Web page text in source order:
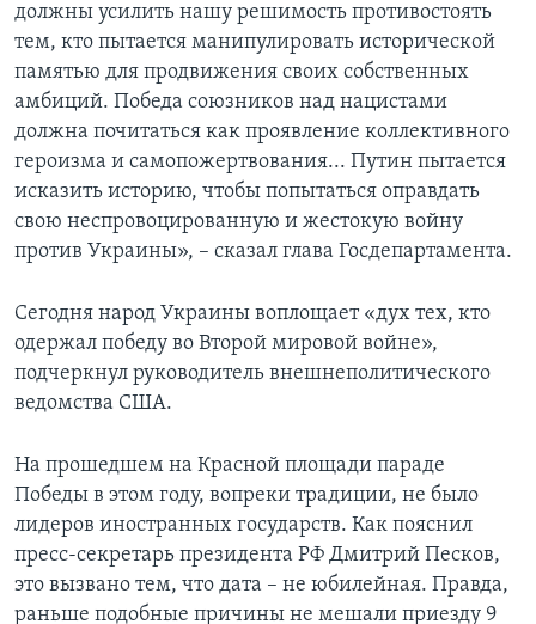
должны усилить нашу решимость противостоять
тем, кто пытается манипулировать исторической
памятью для продвижения своих собственных
амбиций. Победа союзников над нацистами
должна почитаться как проявление коллективного
героизма и самопожертвования... Путин пытается
исказить историю, чтобы попытаться оправдать
свою неспровоцированную и жестокую войну
против Украины», – сказал глава Госдепартамента.
Сегодня народ Украины воплощает «дух тех, кто
одержал победу во Второй мировой войне»,
подчеркнул руководитель внешнеполитического
ведомства США.
На прошедшем на Красной площади параде
Победы в этом году, вопреки традиции, не было
лидеров иностранных государств. Как пояснил
пресс-секретарь президента РФ Дмитрий Песков,
это вызвано тем, что дата – не юбилейная. Правда,
раньше подобные причины не мешали приезду 9